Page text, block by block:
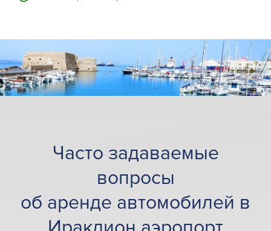
Часто задаваемые
вопросы
об аренде автомобилей в